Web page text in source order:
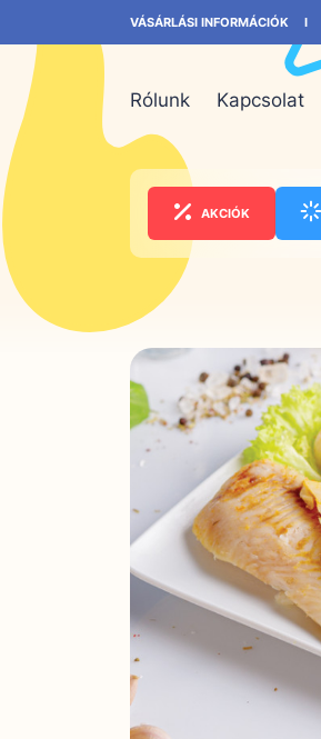
VÁSÁRLÁSI INFORMÁCIÓK
Rólunk Kapcsolat
AKCIÓK